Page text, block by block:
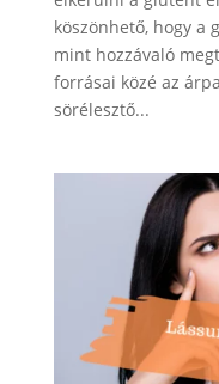
köszönhető, hogy a
mint hozzávaló
forrásai közé az
sörélesztő...